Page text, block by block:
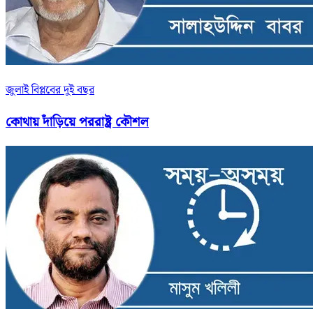
জুলাই বিপ্লবের দুই বছর
কোথায় দাঁড়িয়ে পররাষ্ট্র কৌশল